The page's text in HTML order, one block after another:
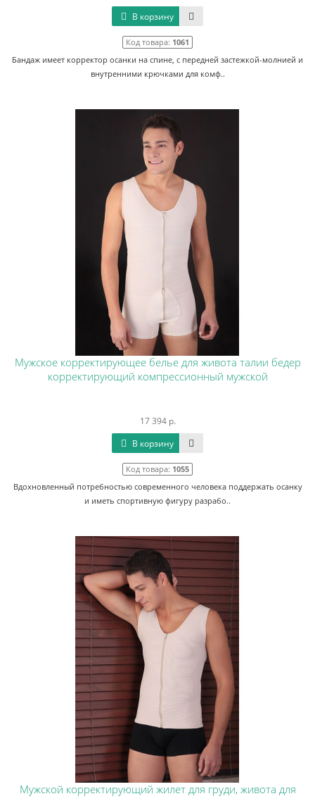
В корзину
Код товара: 1061
Бандаж имеет корректор осанки на спине, с передней застежкой-молнией и
внутренними крючками для комф..
Мужское корректирующее белье для живота талии бедер
корректирующий компрессионный мужской
17 394 р.
В корзину
Код товара: 1055
Вдохновленный потребностью современного человека поддержать осанку
и иметь спортивную фигуру разрабо..
Мужской корректирующий жилет для груди, живота для